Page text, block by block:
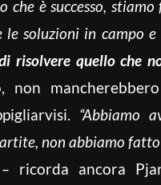
che è successo,
soluzioni in campo e
risolvere quello che
non
“Abbiamo
non abbiamo fatto
ricorda ancora